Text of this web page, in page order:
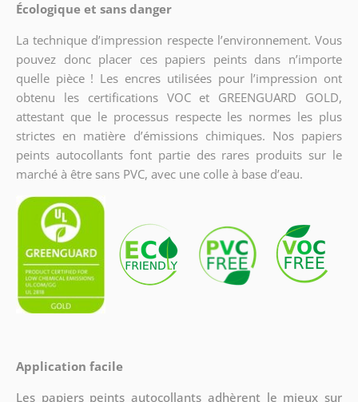
Écologique et sans danger
La technique d’impression respecte l’environnement. Vous
pouvez donc placer ces papiers peints dans n’importe
quelle pièce ! Les encres utilisées pour l’impression ont
obtenu les certifications VOC et GREENGUARD GOLD,
attestant que le processus respecte les normes les plus
strictes en matière d’émissions chimiques. Nos papiers
peints autocollants font partie des rares produits sur le
marché à être sans PVC, avec une colle à base d’eau.
Application facile
Les papiers peints autocollants adhèrent le mieux sur